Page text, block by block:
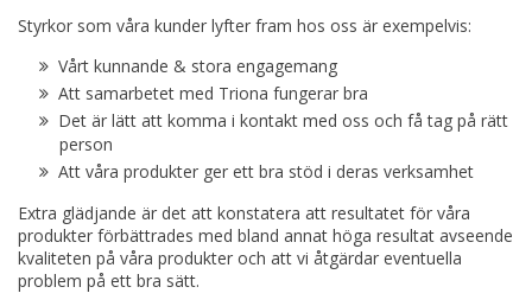
Styrkor som våra kunder lyfter fram hos oss är exempelvis:
Vårt kunnande & stora engagemang
Att samarbetet med Triona fungerar bra
Det är lätt att komma i kontakt med oss och få tag på rätt
person
Att våra produkter ger ett bra stöd i deras verksamhet
Extra glädjande är det att konstatera att resultatet för våra
produkter förbättrades med bland annat höga resultat avseende
kvaliteten på våra produkter och att vi åtgärdar eventuella
problem på ett bra sätt.